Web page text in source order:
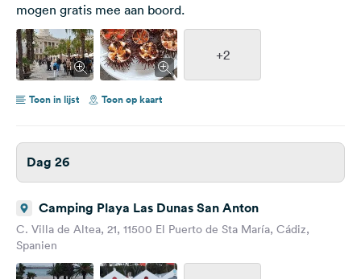
mogen gratis mee aan boord.
+2
Toon in lijst Toon op kaart
Dag 26
Camping Playa Las Dunas San Anton
C. Villa de Altea, 21, 11500 El Puerto de Sta María, Cádiz,
Spanien